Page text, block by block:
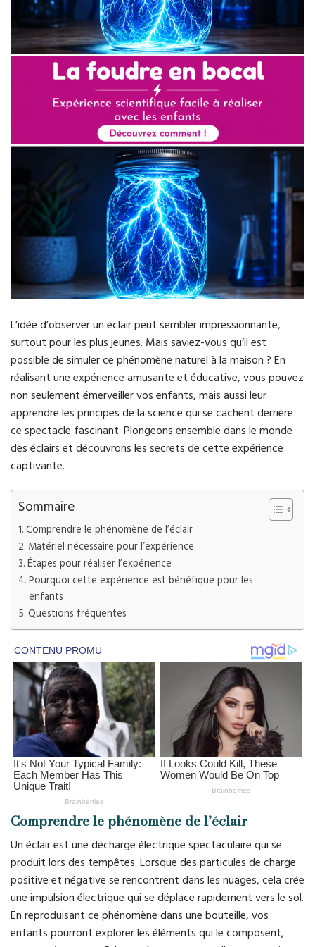
L’idée d’observer un éclair peut sembler impressionnante,
surtout pour les plus jeunes. Mais saviez-vous qu’il est
possible de simuler ce phénomène naturel à la maison ? En
réalisant une expérience amusante et éducative, vous pouvez
non seulement émerveiller vos enfants, mais aussi leur
apprendre les principes de la science qui se cachent derrière
ce spectacle fascinant. Plongeons ensemble dans le monde
des éclairs et découvrons les secrets de cette expérience
captivante.
Sommaire
Comprendre le phénomène de l’éclair
Matériel nécessaire pour l’expérience
Étapes pour réaliser l’expérience
Pourquoi cette expérience est bénéfique pour les
enfants
Questions fréquentes
Comprendre le phénomène de l’éclair
Un éclair est une décharge électrique spectaculaire qui se
produit lors des tempêtes. Lorsque des particules de charge
positive et négative se rencontrent dans les nuages, cela crée
une impulsion électrique qui se déplace rapidement vers le sol.
En reproduisant ce phénomène dans une bouteille, vos
enfants pourront explorer les éléments qui le composent,